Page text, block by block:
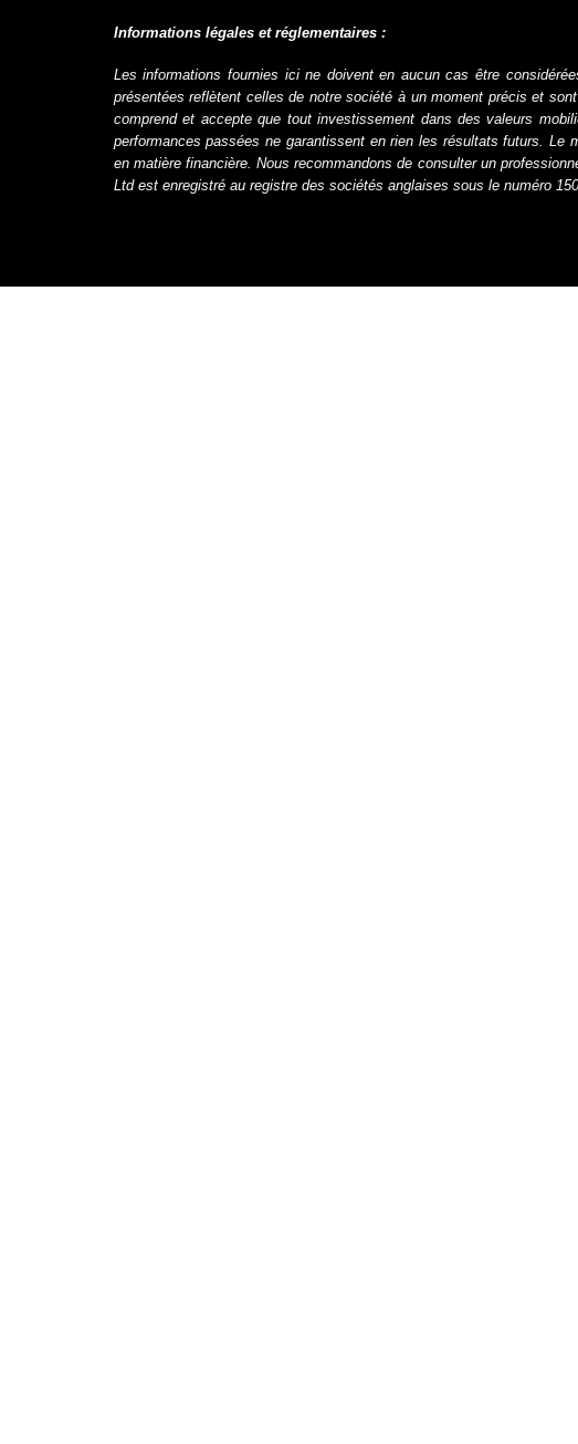
Informations légales et réglementaires :
Les informations fournies ici ne doivent en aucun cas être
présentées reflètent celles de notre société à un moment précis et
comprend et accepte que tout investissement dans des valeurs
performances passées ne garantissent en rien les résultats futurs. Le
en matière financière.Nous recommandons de consulter un
Ltd est enregistré au registre des sociétés anglaises sous le numéro